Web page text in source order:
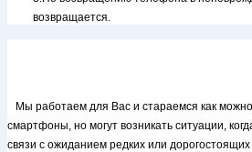
возвращается.
Мы работаем для Вас и стараемся как
смартфоны, но могут возникать ситуации,
связи с ожиданием редких или